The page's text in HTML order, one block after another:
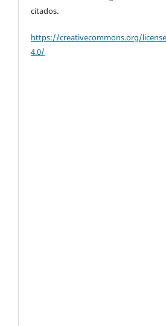
citados.
https://creativecommons.org/
4.0/